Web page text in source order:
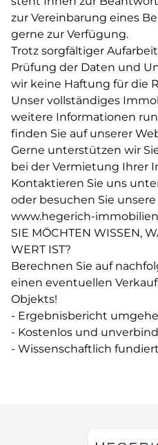
zur Vereinbarung eines
gerne zur Verfügung.
Trotz sorgfältiger
Prüfung der Daten und
wir keine Haftung für die
Unser vollständiges
weitere Informationen
finden Sie auf unserer
Gerne unterstützen wir
bei der Vermietung Ihrer
Kontaktieren Sie uns unter
oder besuchen Sie
www.hegerich-
SIE MÖCHTEN WISSEN,
WERT IST?
Berechnen Sie auf
einen eventuellen
Objekts!
- Ergebnisbericht
- Kostenlos und
- Wissenschaftlich fundiert